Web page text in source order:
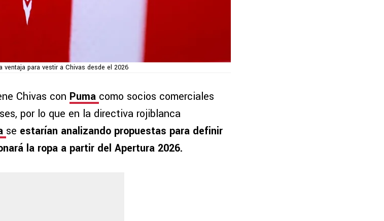
ventaja para vestir a Chivas desde el 2026
Chivas con Puma como socios comerciales
por lo que en la directiva rojiblanca
se estarían analizando propuestas para definir
la ropa a partir del Apertura 2026.